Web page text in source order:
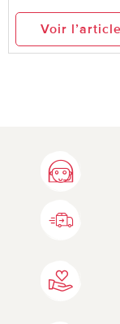
Voir l’article